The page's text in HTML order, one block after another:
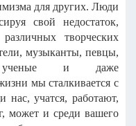
для других. Люди
свой недостаток,
различных творческих
музыканты, певцы,
ученые и даже
мы сталкивается с
нас, учатся, работают,
может и среди вашего